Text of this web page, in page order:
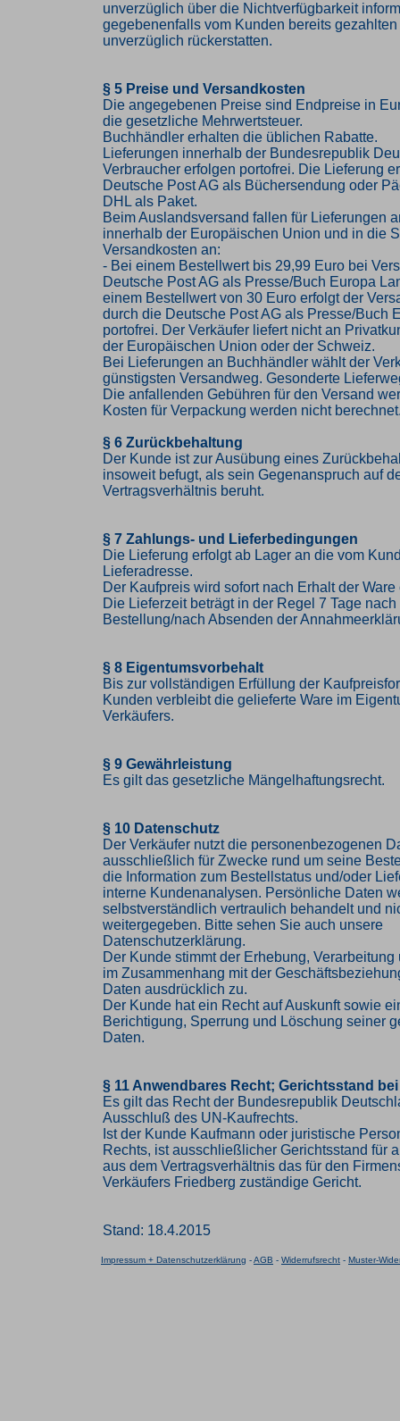
unverzüglich über die Nichtverfügbarkeit
gegebenenfalls vom Kunden bereits
unverzüglich rückerstatten.
§ 5 Preise und Versandkosten
Die angegebenen Preise sind Endpreise in
die gesetzliche Mehrwertsteuer.
Buchhändler erhalten die üblichen Rabatte.
Lieferungen innerhalb der Bundesrepublik
Verbraucher erfolgen portofrei. Die Lieferung
Deutsche Post AG als Büchersendung oder
DHL als Paket.
Beim Auslandsversand fallen für Lieferungen
innerhalb der Europäischen Union und in die
Versandkosten an:
- Bei einem Bestellwert bis 29,99 Euro bei
Deutsche Post AG als Presse/Buch Europa
einem Bestellwert von 30 Euro erfolgt der
durch die Deutsche Post AG als Presse/Buch
portofrei. Der Verkäufer liefert nicht an
der Europäischen Union oder der Schweiz.
Bei Lieferungen an Buchhändler wählt der
günstigsten Versandweg. Gesonderte
Die anfallenden Gebühren für den Versand
Kosten für Verpackung werden nicht
§ 6 Zurückbehaltung
Der Kunde ist zur Ausübung eines
insoweit befugt, als sein Gegenanspruch auf
Vertragsverhältnis beruht.
§ 7 Zahlungs- und Lieferbedingungen
Die Lieferung erfolgt ab Lager an die vom
Lieferadresse.
Der Kaufpreis wird sofort nach Erhalt der
Die Lieferzeit beträgt in der Regel 7 Tage
Bestellung/nach Absenden der
§ 8 Eigentumsvorbehalt
Bis zur vollständigen Erfüllung der
Kunden verbleibt die gelieferte Ware im
Verkäufers.
§ 9 Gewährleistung
Es gilt das gesetzliche Mängelhaftungsrecht.
§ 10 Datenschutz
Der Verkäufer nutzt die personenbezogenen
ausschließlich für Zwecke rund um seine
die Information zum Bestellstatus und/oder
interne Kundenanalysen. Persönliche Daten
selbstverständlich vertraulich behandelt und
weitergegeben. Bitte sehen Sie auch unsere
Datenschutzerklärung.
Der Kunde stimmt der Erhebung,
im Zusammenhang mit der
Daten ausdrücklich zu.
Der Kunde hat ein Recht auf Auskunft sowie
Berichtigung, Sperrung und Löschung seiner
Daten.
§ 11 Anwendbares Recht; Gerichtsstand
Es gilt das Recht der Bundesrepublik
Ausschluß des UN-Kaufrechts.
Ist der Kunde Kaufmann oder juristische
Rechts, ist ausschließlicher Gerichtsstand für
aus dem Vertragsverhältnis das für den
Verkäufers Friedberg zuständige Gericht.
Stand: 18.4.2015
Impressum + Datenschutzerklärung -AGB - Widerrufsrecht - Muster-